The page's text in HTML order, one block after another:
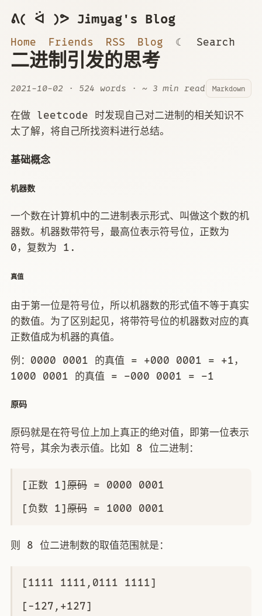
ᕕ( ᐛ )ᕗ Jimyag's Blog
Home Friends RSS Blog ☾ Search
二进制引发的思考
2021-10-02 · 524 words · ~ 3 min read Markdown
在做 leetcode 时发现自己对二进制的相关知识不
太了解，将自己所找资料进行总结。
基础概念
机器数
一个数在计算机中的二进制表示形式、叫做这个数的机
器数。机器数带符号，最高位表示符号位，正数为
0，复数为 1.
真值
由于第一位是符号位，所以机器数的形式值不等于真实
的数值。为了区别起见，将带符号位的机器数对应的真
正数值成为机器的真值。
例：0000 0001 的真值 = +000 0001 = +1，
1000 0001 的真值 = –000 0001 = –1
原码
原码就是在符号位上加上真正的绝对值，即第一位表示
符号，其余为表示值。比如 8 位二进制：
[正数 1]原码 = 0000 0001
[负数 1]原码 = 1000 0001
则 8 位二进制数的取值范围就是：
[1111 1111,0111 1111]
[-127,+127]